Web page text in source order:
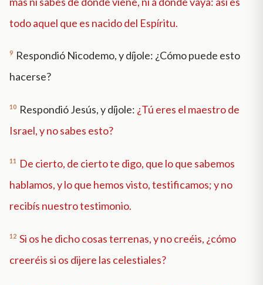
todo aquel que es nacido del Espíritu.
9 Respondió Nicodemo, y díjole: ¿Cómo puede esto
hacerse?
10 Respondió Jesús, y díjole: ¿Tú eres el maestro de
Israel, y no sabes esto?
11
De cierto, de cierto te digo, que lo que sabemos
hablamos, y lo que hemos visto, testificamos; y no
recibís nuestro testimonio.
12 Si os he dicho cosas terrenas, y no creéis, ¿cómo
creeréis si os dijere las celestiales?